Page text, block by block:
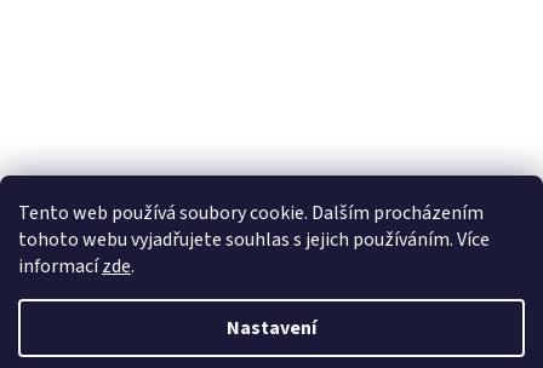
Tento web používá soubory cookie. Dalším procházením
tohoto webu vyjadřujete souhlas s jejich používáním. Více
informacízde.
Nastavení
Sledovat na Instagramu
Vytvořil Shoptet